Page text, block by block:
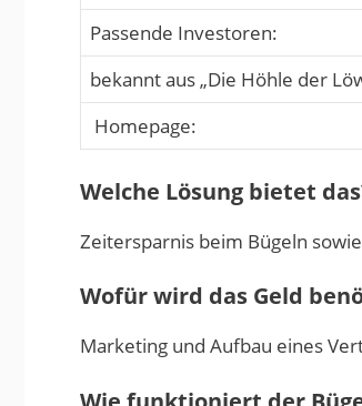
Passende Investoren:
bekannt aus „Die Höhle der
Homepage:
Welche Lösung bietet
Zeitersparnis beim Bügeln
Wofür wird das Geld
Marketing und Aufbau eines